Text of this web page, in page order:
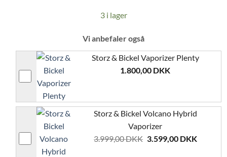
3 i lager
Vi anbefaler også
Storz & Bickel Vaporizer Plenty
1.800,00 DKK
Storz & Bickel Volcano Hybrid
Vaporizer
3.999,00DKK Det
3.599,00 DKKDet